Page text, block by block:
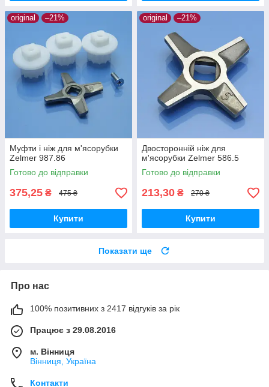
original –21%
Муфти і ніж для м'ясорубки
Zelmer 987.86
Готово до відправки
375,25 ₴ 475 ₴
Купити
original –21%
Двосторонній ніж для
м'ясорубки Zelmer 586.5
Готово до відправки
213,30 ₴ 270 ₴
Купити
Показати ще
Про нас
100% позитивних з 2417 відгуків за рік
Працює з 29.08.2016
м. Вінниця
Вінниця, Україна
Контакти